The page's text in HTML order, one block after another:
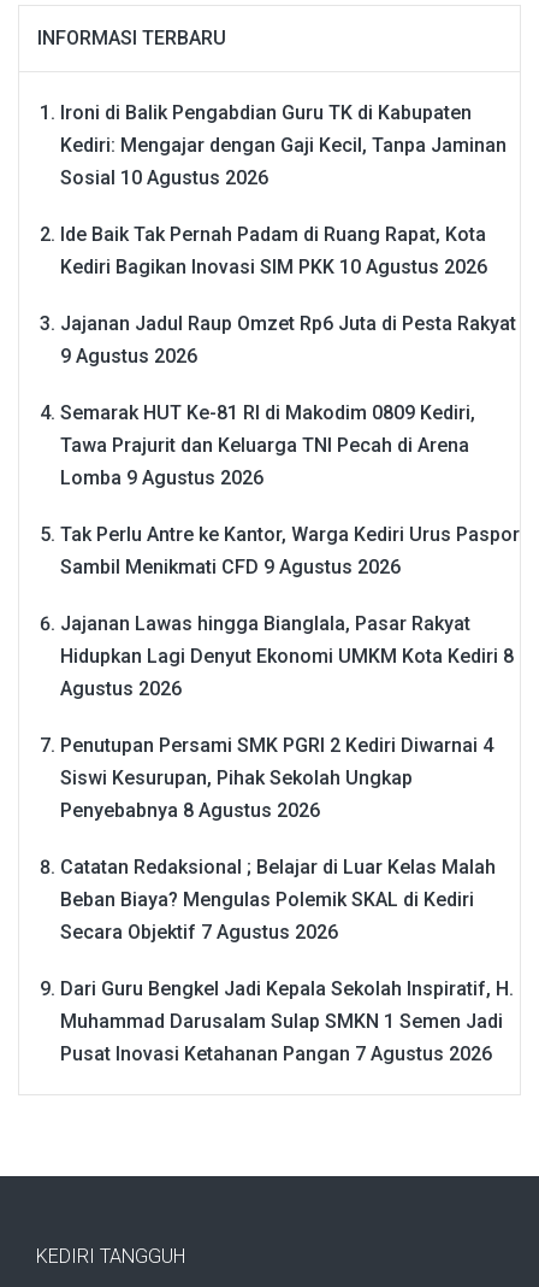
INFORMASI TERBARU
Ironi di Balik Pengabdian Guru TK di Kabupaten
Kediri: Mengajar dengan Gaji Kecil, Tanpa Jaminan
Sosial 10 Agustus 2026
Ide Baik Tak Pernah Padam di Ruang Rapat, Kota
Kediri Bagikan Inovasi SIM PKK 10 Agustus 2026
Jajanan Jadul Raup Omzet Rp6 Juta di Pesta Rakyat
9 Agustus 2026
Semarak HUT Ke-81 RI di Makodim 0809 Kediri,
Tawa Prajurit dan Keluarga TNI Pecah di Arena
Lomba 9 Agustus 2026
Tak Perlu Antre ke Kantor, Warga Kediri Urus Paspor
Sambil Menikmati CFD 9 Agustus 2026
Jajanan Lawas hingga Bianglala, Pasar Rakyat
Hidupkan Lagi Denyut Ekonomi UMKM Kota Kediri 8
Agustus 2026
Penutupan Persami SMK PGRI 2 Kediri Diwarnai 4
Siswi Kesurupan, Pihak Sekolah Ungkap
Penyebabnya 8 Agustus 2026
Catatan Redaksional ; Belajar di Luar Kelas Malah
Beban Biaya? Mengulas Polemik SKAL di Kediri
Secara Objektif 7 Agustus 2026
Dari Guru Bengkel Jadi Kepala Sekolah Inspiratif, H.
Muhammad Darusalam Sulap SMKN 1 Semen Jadi
Pusat Inovasi Ketahanan Pangan 7 Agustus 2026
KEDIRI TANGGUH